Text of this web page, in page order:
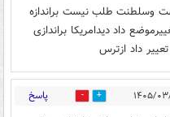
وسلطنت طلب نیست براندازه
داد دیدامریکا براندازی
داد ازترس
0 پاسخ